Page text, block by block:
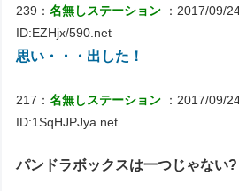
239：名無しステーション
：2017/09/
ID:EZHjx/590.net
思い・・・出した！
217：名無しステーション
：2017/09/
ID:1SqHJPJya.net
パンドラボックスは一つじゃない?